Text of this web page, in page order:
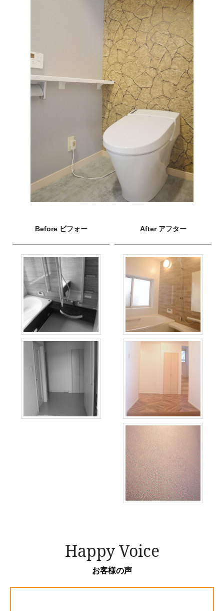
Before ビフォー After アフター
Happy Voice
お客様の声